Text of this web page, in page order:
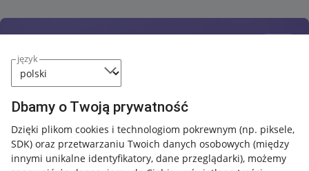
język
Dbamy o Twoją prywatność
Dzięki plikom cookies i technologiom pokrewnym (np. piksele,
SDK) oraz przetwarzaniu Twoich danych osobowych (między
innymi unikalne identyfikatory, dane przeglądarki), możemy